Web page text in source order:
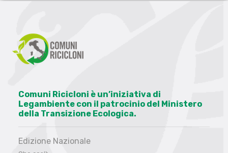
Comuni Ricicloni è un’iniziativa di
Legambiente con il patrocinio del Ministero
della Transizione Ecologica.
Edizione Nazionale